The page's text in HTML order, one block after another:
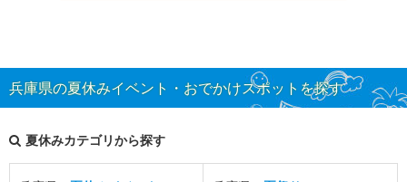
兵庫県の夏休みイベント・おでかけスポットを探す
夏休みカテゴリから探す